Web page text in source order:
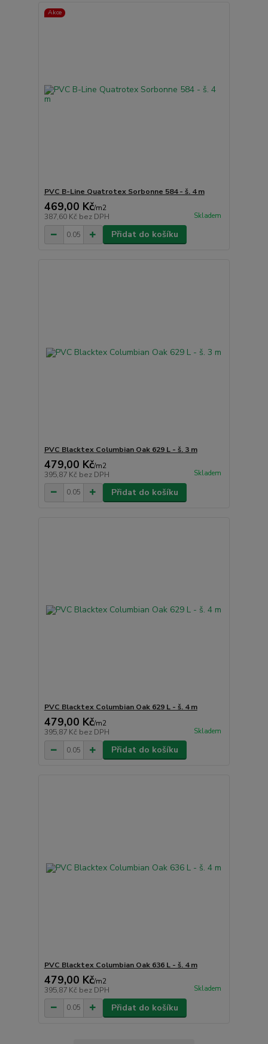
Akce
PVC B-Line Quatrotex Sorbonne 584 - š. 4 m
469,00 Kč/m2
387,60 Kč bez DPH Skladem
Přidat do košíku
PVC Blacktex Columbian Oak 629 L - š. 3 m
479,00 Kč/m2
395,87 Kč bez DPH Skladem
Přidat do košíku
PVC Blacktex Columbian Oak 629 L - š. 4 m
479,00 Kč/m2
395,87 Kč bez DPH Skladem
Přidat do košíku
PVC Blacktex Columbian Oak 636 L - š. 4 m
479,00 Kč/m2
395,87 Kč bez DPH Skladem
Přidat do košíku